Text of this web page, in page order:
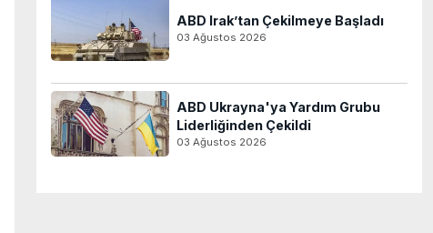
ABD Irak’tan Çekilmeye Başladı
03 Ağustos 2026
ABD Ukrayna'ya Yardım Grubu
Liderliğinden Çekildi
03 Ağustos 2026